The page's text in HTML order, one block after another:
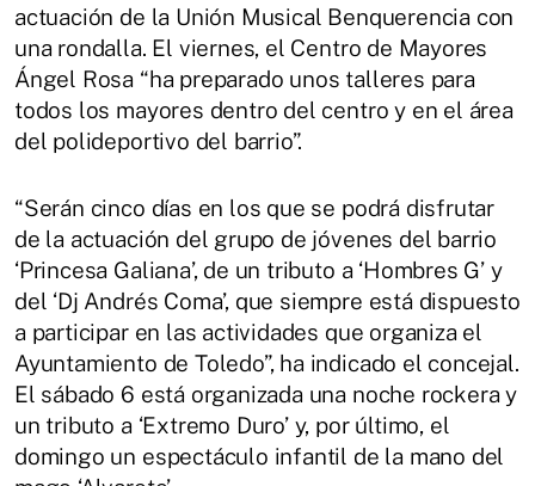
actuación de la Unión Musical Benquerencia con
una rondalla. El viernes, el Centro de Mayores
Ángel Rosa “ha preparado unos talleres para
todos los mayores dentro del centro y en el área
del polideportivo del barrio”.
“Serán cinco días en los que se podrá disfrutar
de la actuación del grupo de jóvenes del barrio
‘Princesa Galiana’, de un tributo a ‘Hombres G’ y
del ‘Dj Andrés Coma’, que siempre está dispuesto
a participar en las actividades que organiza el
Ayuntamiento de Toledo”, ha indicado el concejal.
El sábado 6 está organizada una noche rockera y
un tributo a ‘Extremo Duro’ y, por último, el
domingo un espectáculo infantil de la mano del